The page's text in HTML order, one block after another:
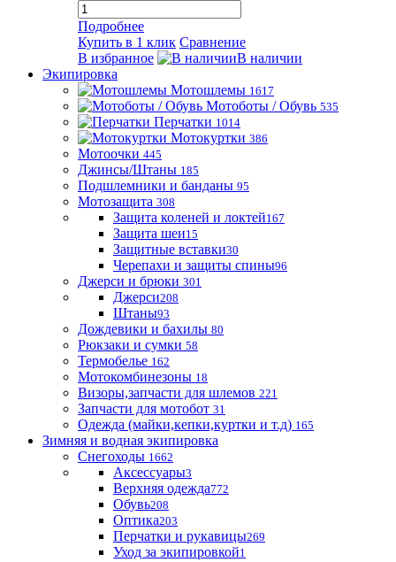
Подробнее
Купить в 1 клик Сравнение
В избранное
В наличии
Экипировка
Мотошлемы 1617
Мотоботы / Обувь 535
Перчатки 1014
Мотокуртки 386
Мотоочки 445
Джинсы/Штаны 185
Подшлемники и банданы 95
Мотозащита 308
Защита коленей и локтей167
Защита шеи15
Защитные вставки30
Черепахи и защиты спины96
Джерси и брюки 301
Джерси208
Штаны93
Дождевики и бахилы 80
Рюкзаки и сумки 58
Термобелье 162
Мотокомбинезоны 18
Визоры,запчасти для шлемов 221
Запчасти для мотобот 31
Одежда (майки,кепки,куртки и т.д) 165
Зимняя и водная экипировка
Снегоходы 1662
Аксессуары3
Верхняя одежда772
Обувь208
Оптика203
Перчатки и рукавицы269
Уход за экипировкой1